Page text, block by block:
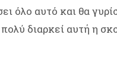
όλο αυτό και θα
διαρκεί αυτή η